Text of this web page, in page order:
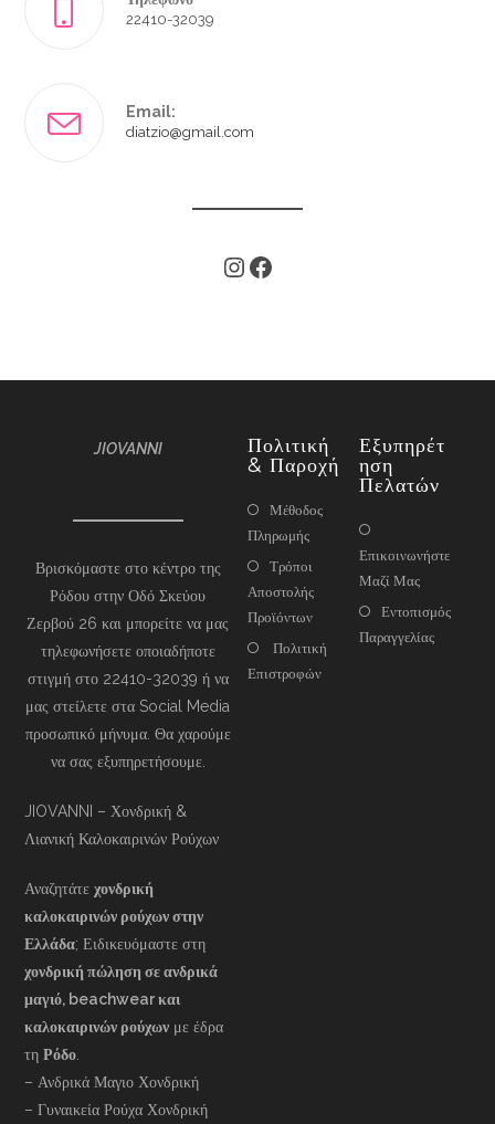
22410-32039
Email:
diatzio@gmail.com
JIOVANNI
Βρισκόμαστε στο κέντρο της
Ρόδου στην Οδό Σκεύου
Ζερβού 26 και μπορείτε να μας
τηλεφωνήσετε οποιαδήποτε
στιγμή στο 22410-32039 ή να
μας στείλετε στα Social Media
προσωπικό μήνυμα. Θα χαρούμε
να σας εξυπηρετήσουμε.
JIOVANNI – Χονδρική &
Λιανική Καλοκαιρινών Ρούχων
Αναζητάτεχονδρική
καλοκαιρινών ρούχων στην
Ελλάδα; Ειδικευόμαστε στη
χονδρική πώληση σε ανδρικά
μαγιό, beachwear και
καλοκαιρινών ρούχων με έδρα
τηΡόδο
– Ανδρικά Μαγιο Χονδρική
– Γυναικεία Ρούχα Χονδρική
Πολιτική
& Παροχή
Μέθοδος
Πληρωμής
Τρόποι
Αποστολής
Προϊόντων
Πολιτική
Επιστροφών
Εξυπηρέτ
Ηση
Πελατών
Επικοινωνήστε
Μαζί Μας
Εντοπισμός
Παραγγελίας